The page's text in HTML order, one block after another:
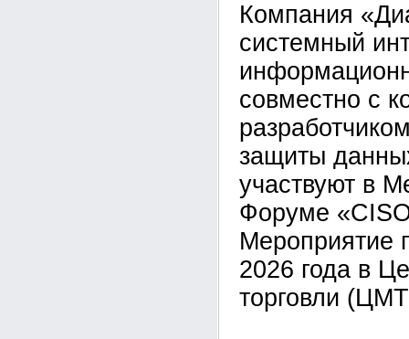
Компания
системный
совместно с
защиты
участвуют в
Форуме
Мероприятие
2026 года в
торговли